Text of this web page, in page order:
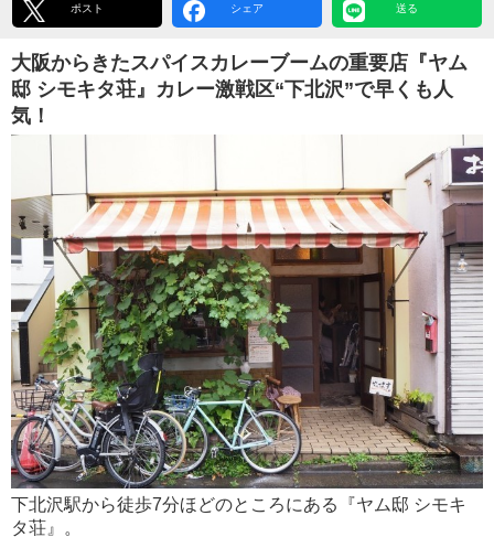
ポスト シェア 送る
大阪からきたスパイスカレーブームの重要店『ヤム
邸 シモキタ荘』カレー激戦区“下北沢”で早くも人
気！
下北沢駅から徒歩7分ほどのところにある『ヤム邸 シモキ
タ荘』。